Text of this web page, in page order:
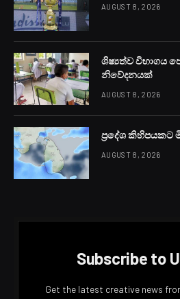
විපක්ෂයේ ප්‍රධාන සංවිධායක
මන්ත්‍රී නීතිඥ ලක්ෂ්මන් කිරිඇල්ල
එවැනි ආණ්ඩුවකට උදව් කිරීමෙන්
මූලික වශයෙන් වැරැද්දක් කළ බවද
උදව් කරන්නේ රාජ්‍ය ආයතන
හැකියාව සහිත ජනවරමක් සහිත
මූල්‍ය අරමුදල පසුගිය සැප්තැම්බර්
පැවසූ මන්ත්‍රීවරයා ඒ අනුව ආණ්ඩුව
ලක්ෂ පහක් සමාගම්වලට දුන්නේ